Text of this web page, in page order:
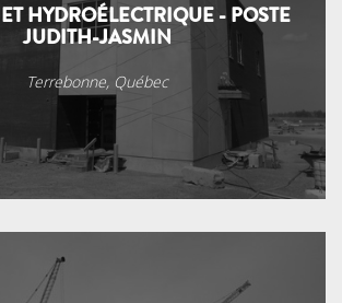
HYDROÉLECTRIQUE - POSTE
JUDITH-JASMIN
Terrebonne, Québec